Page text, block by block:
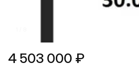
4 503 000 ₽